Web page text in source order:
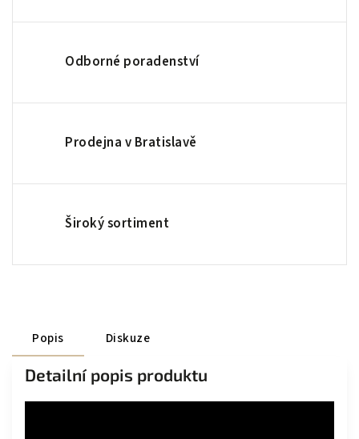
Odborné poradenství
Prodejna v Bratislavě
Široký sortiment
Popis Diskuze
Detailní popis produktu